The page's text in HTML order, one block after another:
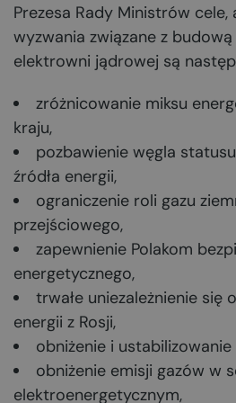
Prezesa Rady Ministrów cele,
wyzwania związane z
elektrowni jądrowej są
zróżnicowanie miksu
kraju,
pozbawienie węgla
źródła energii,
ograniczenie roli gazu
przejściowego,
zapewnienie Polakom
energetycznego,
trwałe uniezależnienie się
energii z Rosji,
obniżenie i
obniżenie emisji gazów w
elektroenergetycznym,